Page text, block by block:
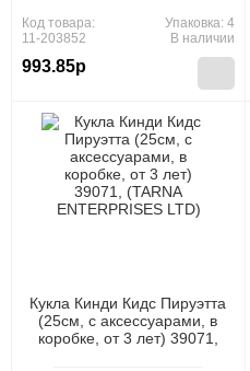
Код товара:
11-203852
993.85р
Упаковка: 4
В наличии
Кукла Кинди Кидс Пируэтта
(25см, с аксессуарами, в
коробке, от 3 лет) 39071,